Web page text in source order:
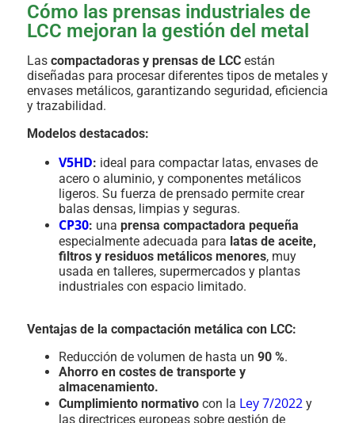
Cómo las prensas industriales de
LCC mejoran la gestión del metal
Las compactadoras y prensas de LCC están
diseñadas para procesar diferentes tipos de metales y
envases metálicos, garantizando seguridad, eficiencia
y trazabilidad.
Modelos destacados:
V5HD: ideal para compactar latas, envases de
acero o aluminio, y componentes metálicos
ligeros. Su fuerza de prensado permite crear
balas densas, limpias y seguras.
CP30: una prensa compactadora pequeña
especialmente adecuada para latas de aceite,
filtros y residuos metálicos menores, muy
usada en talleres, supermercados y plantas
industriales con espacio limitado.
Ventajas de la compactación metálica con LCC:
Reducción de volumen de hasta un 90 %.
Ahorro en costes de transporte y
almacenamiento.
Cumplimiento normativo con la Ley 7/2022 y
las directrices europeas sobre gestión de